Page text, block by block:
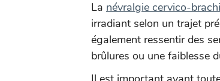
La névralgie cervico-
irradiant selon un trajet
également ressentir des
brûlures ou une faiblesse